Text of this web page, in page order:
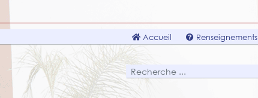
Accueil Renseignements